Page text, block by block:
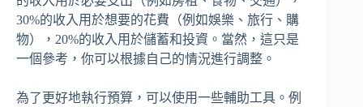
30%的收入用於想要的花費（例如娛樂、旅行、購
物），20%的收入用於儲蓄和投資。當然，這只是
一個參考，你可以根據自己的情況進行調整。
為了更好地執行預算，可以使用一些輔助工具。例